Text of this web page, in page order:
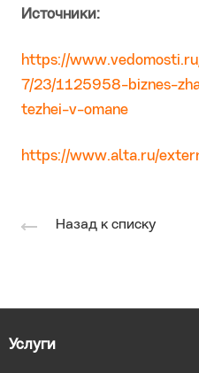
Источники:
https://
7/23/1125958-biznes-
tezhei-v-omane
https://www.alta.ru/
Назад к списку
Услуги